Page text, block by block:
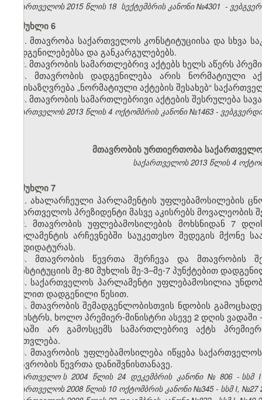
საქართველოს 2015 წლის 18 სექტემბრის კანონი№4301 -
მუხლი 6
1. მთავრობა საქართველოს კონსტიტუციისა და სხვა
დადგენილებებსა და განკარგულებებს.
2. მთავრობის სამართლებრივ აქტებს ხელს აწერს
3. მთავრობის დადგენილება არის ნორმატიული
განისაზღვრება „ნორმატიული აქტების შესახებ“
4. მთავრობის სამართლებრივი აქტების შესრულება
საქართველოს 2013 წლის 4 ოქტომბრის კანონი №1463 -
მთავრობის ურთიერთობა
საქართველოს 2013 წლის 4
მუხლი 7
1. ახალარჩეული პარლამენტის უფლებამოსილების
საქართველოს პრეზიდენტი მასვე აკისრებს
2. მთავრობის უფლებამოსილების მოხსნიდან 7
პარლამენტის არჩევნებში საუკეთესო შედეგის მქონე
კანდიდატურას.
3. მთავრობის წევრთა შერჩევა და მთავრობის
კონსტიტუციის მე-80 მუხლის მე-3–მე-7 პუნქტებით
4. საქართველოს პარლამენტი უფლებამოსილია
მუხლით დადგენილი წესით.
5. მთავრობის შემადგენლობისთვის ნდობის
მინისტრს, ხოლო პრემიერ-მინისტრი ასევე 2 დღის
ვადაში არ გამოსცემს სამართლებრივ აქტს
ჩაითვლება.
6. მთავრობის უფლებამოსილება იწყება
მთავრობის წევრთა დანიშვნისთანავე.
საქართველო ს 2004 წლის 24 დეკემბრის კანონი № 806 - სსმ I
საქართველოს 2008 წლის 10 ოქტომბრის კანონი №345 - სსმ I, №27